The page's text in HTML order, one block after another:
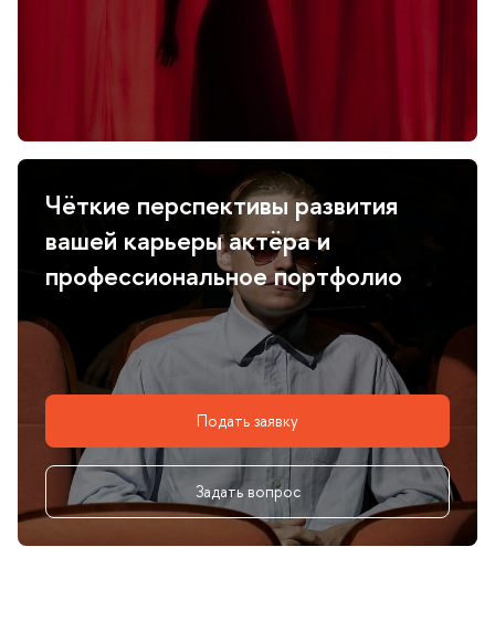
Чёткие перспективы развития
ашей карьеры актёра и
профессиональное портфолио
Подать заявку
Задать вопрос